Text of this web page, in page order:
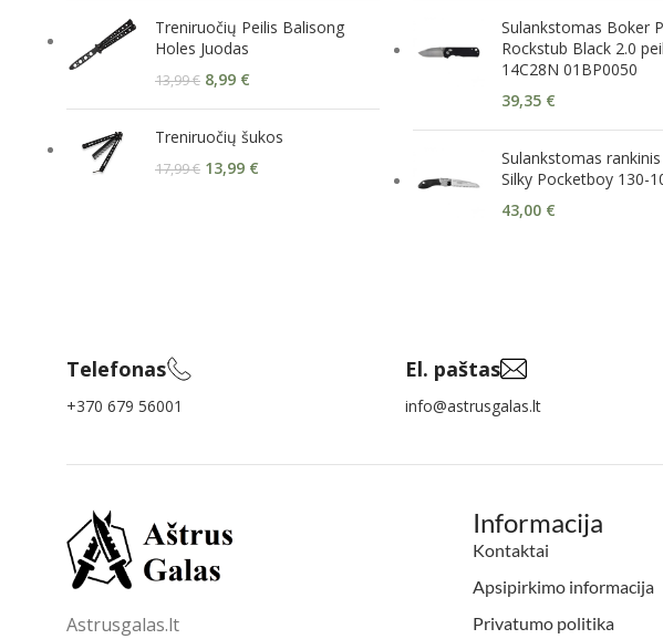
Treniruočių Peilis Balisong
Holes Juodas
13,99€ 8,99 €
Treniruočių šukos
17,99€ 13,99 €
Sulankstomas Boker
Rockstub Black 2.0
14C28N 01BP0050
39,35 €
Sulankstomas
Silky Pocketboy 130-
43,00 €
Telefonas
+370 679 56001
El. paštas
info@astrusgalas.lt
Astrusgalas.lt
Informacija
Kontaktai
Apsipirkimo informacija
Privatumo politika